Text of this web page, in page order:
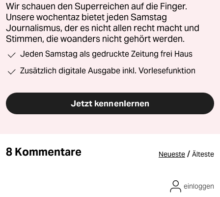
Wir schauen den Superreichen auf die Finger.
Unsere wochentaz bietet jeden Samstag
Journalismus, der es nicht allen recht macht und
Stimmen, die woanders nicht gehört werden.
Jeden Samstag als gedruckte Zeitung frei Haus
Zusätzlich digitale Ausgabe inkl. Vorlesefunktion
Jetzt kennenlernen
8 Kommentare Neueste / Älteste
einloggen